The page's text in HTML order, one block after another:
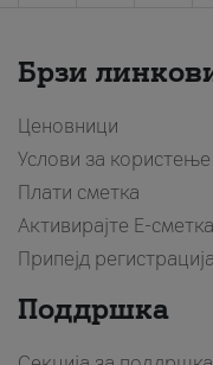
Брзи
Ценовници
Услови за користење
Плати сметка
Активирајте Е-сметка
Припејд регистрација
Поддршка